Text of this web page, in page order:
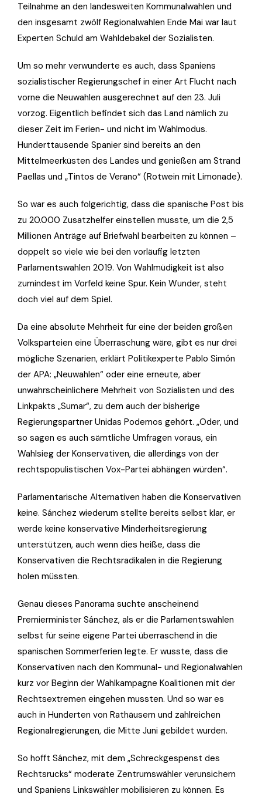
Teilnahme an den landesweiten Kommunalwahlen und
den insgesamt zwölf Regionalwahlen Ende Mai war laut
Experten Schuld am Wahldebakel der Sozialisten.
Um so mehr verwunderte es auch, dass Spaniens
sozialistischer Regierungschef in einer Art Flucht nach
vorne die Neuwahlen ausgerechnet auf den 23. Juli
vorzog. Eigentlich befindet sich das Land nämlich zu
dieser Zeit im Ferien- und nicht im Wahlmodus.
Hunderttausende Spanier sind bereits an den
Mittelmeerküsten des Landes und genießen am Strand
Paellas und „Tintos de Verano“ (Rotwein mit Limonade).
So war es auch folgerichtig, dass die spanische Post bis
zu 20.000 Zusatzhelfer einstellen musste, um die 2,5
Millionen Anträge auf Briefwahl bearbeiten zu können –
doppelt so viele wie bei den vorläufig letzten
Parlamentswahlen 2019. Von Wahlmüdigkeit ist also
zumindest im Vorfeld keine Spur. Kein Wunder, steht
doch viel auf dem Spiel.
Da eine absolute Mehrheit für eine der beiden großen
Volksparteien eine Überraschung wäre, gibt es nur drei
mögliche Szenarien, erklärt Politikexperte Pablo Simón
der APA: „Neuwahlen“ oder eine erneute, aber
unwahrscheinlichere Mehrheit von Sozialisten und des
Linkpakts „Sumar“, zu dem auch der bisherige
Regierungspartner Unidas Podemos gehört. „Oder, und
so sagen es auch sämtliche Umfragen voraus, ein
Wahlsieg der Konservativen, die allerdings von der
rechtspopulistischen Vox-Partei abhängen würden“.
Parlamentarische Alternativen haben die Konservativen
keine. Sánchez wiederum stellte bereits selbst klar, er
werde keine konservative Minderheitsregierung
unterstützen, auch wenn dies heiße, dass die
Konservativen die Rechtsradikalen in die Regierung
holen müssten.
Genau dieses Panorama suchte anscheinend
Premierminister Sánchez, als er die Parlamentswahlen
selbst für seine eigene Partei überraschend in die
spanischen Sommerferien legte. Er wusste, dass die
Konservativen nach den Kommunal- und Regionalwahlen
kurz vor Beginn der Wahlkampagne Koalitionen mit der
Rechtsextremen eingehen mussten. Und so war es
auch in Hunderten von Rathäusern und zahlreichen
Regionalregierungen, die Mitte Juni gebildet wurden.
So hofft Sánchez, mit dem „Schreckgespenst des
Rechtsrucks“ moderate Zentrumswähler verunsichern
und Spaniens Linkswähler mobilisieren zu können. Es